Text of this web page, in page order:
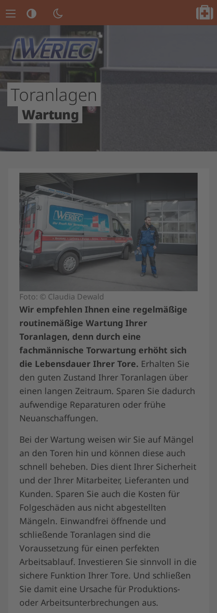
Toranlagen
Wartung
Foto: © Claudia Dewald
Wir empfehlen Ihnen eine regelmäßige
routinemäßige Wartung Ihrer
Toranlagen, denn durch eine
fachmännische Torwartung erhöht sich
die Lebensdauer Ihrer Tore. Erhalten Sie
den guten Zustand Ihrer Toranlagen über
einen langen Zeitraum. Sparen Sie dadurch
aufwendige Reparaturen oder frühe
Neuanschaffungen.
Bei der Wartung weisen wir Sie auf Mängel
an den Toren hin und können diese auch
schnell beheben. Dies dient Ihrer Sicherheit
und der Ihrer Mitarbeiter, Lieferanten und
Kunden. Sparen Sie auch die Kosten für
Folgeschäden aus nicht abgestellten
Mängeln. Einwandfrei öffnende und
schließende Toranlagen sind die
Voraussetzung für einen perfekten
Arbeitsablauf. Investieren Sie sinnvoll in die
sichere Funktion Ihrer Tore. Und schließen
Sie damit eine Ursache für Produktions-
oder Arbeitsunterbrechungen aus.